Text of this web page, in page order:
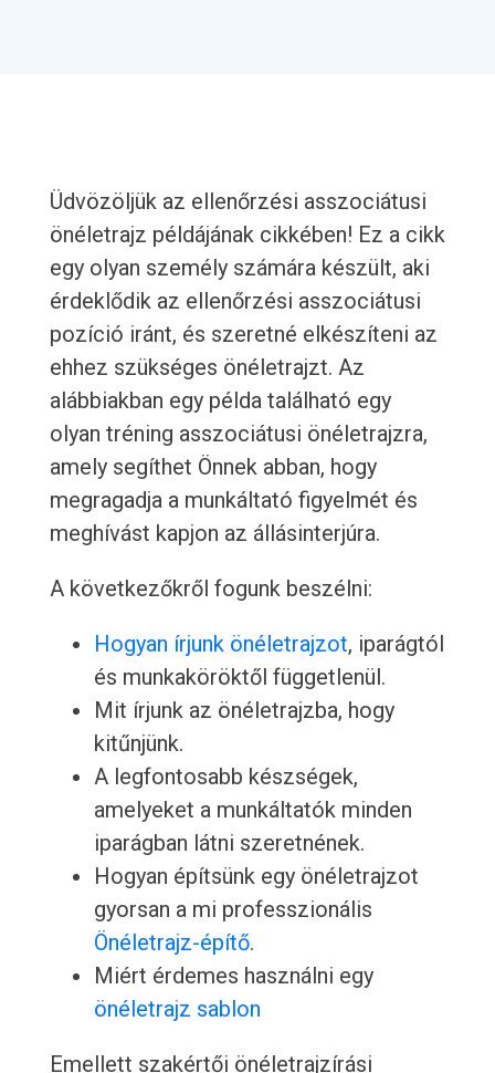
Üdvözöljük az ellenőrzési asszociátusi
önéletrajz példájának cikkében! Ez a cikk
egy olyan személy számára készült, aki
érdeklődik az ellenőrzési asszociátusi
pozíció iránt, és szeretné elkészíteni az
ehhez szükséges önéletrajzt. Az
alábbiakban egy példa található egy
olyan tréning asszociátusi önéletrajzra,
amely segíthet Önnek abban, hogy
megragadja a munkáltató figyelmét és
meghívást kapjon az állásinterjúra.
A következőkről fogunk beszélni:
Hogyan írjunk önéletrajzot, iparágtól
és munkaköröktől függetlenül.
Mit írjunk az önéletrajzba, hogy
kitűnjünk.
A legfontosabb készségek,
amelyeket a munkáltatók minden
iparágban látni szeretnének.
Hogyan építsünk egy önéletrajzot
gyorsan a mi professzionális
Önéletrajz-építő.
Miért érdemes használni egy
önéletrajz sablon
Emellett szakértői önéletrajzírási